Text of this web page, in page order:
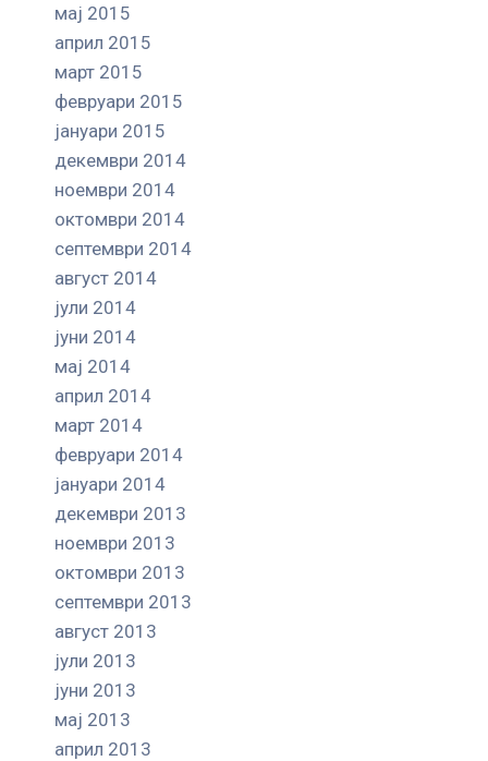
мај 2015
април 2015
март 2015
февруари 2015
јануари 2015
декември 2014
ноември 2014
октомври 2014
септември 2014
август 2014
јули 2014
јуни 2014
мај 2014
април 2014
март 2014
февруари 2014
јануари 2014
декември 2013
ноември 2013
октомври 2013
септември 2013
август 2013
јули 2013
јуни 2013
мај 2013
април 2013